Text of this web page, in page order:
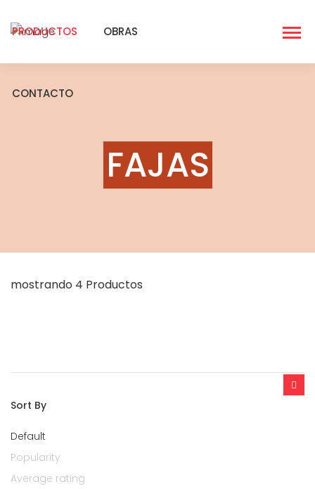
PRODUCTOS OBRAS
CONTACTO
FAJAS
mostrando 4 Productos
Sort By
Default
Popularity
Average rating